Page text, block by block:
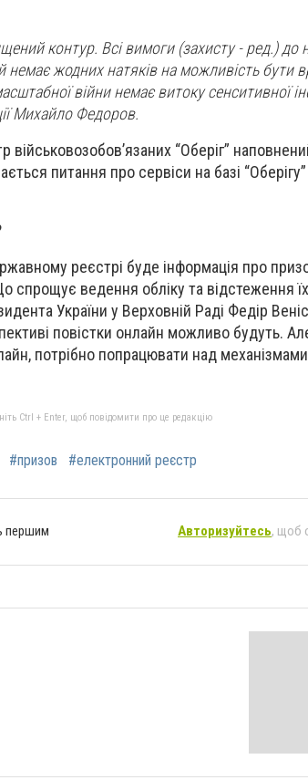
контур. Всі вимоги (захисту - ред.) до
жодних натяків на можливість бути
війни немає витоку сенситивної
Михайло Федоров.
“Оберіг”
питання про сервіси на базі
реєстрі буде інформація про
спрощує ведення обліку та відстеження їх
України у Верховній Раді Федір
повістки онлайн можливо будуть.
потрібно попрацювати над механізмами
Ctrl + Enter, щоб повідомити про це редакцію
#призов #електронний реєстр
першим Авторизуйтесь, щоб